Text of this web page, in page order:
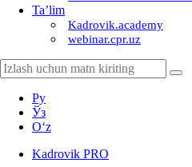
Ta’lim
Kadrovik.academy
webinar.cpr.uz
Ру
Ўз
Oʻz
Kadrovik PRO